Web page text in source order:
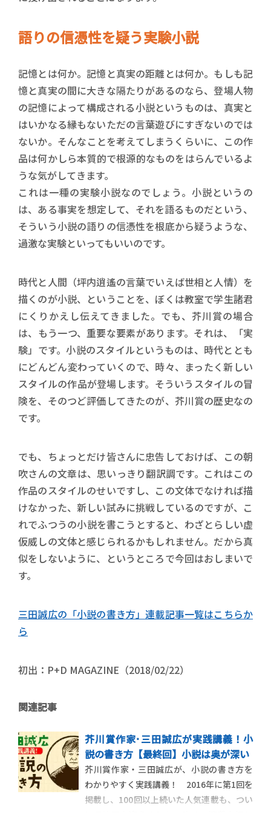
語りの信憑性を疑う実験小説
記憶とは何か。記憶と真実の距離とは何か。もしも記
憶と真実の間に大きな隔たりがあるのなら、登場人物
の記憶によって構成される小説というものは、真実と
はいかなる縁もないただの言葉遊びにすぎないのでは
ないか。そんなことを考えてしまうくらいに、この作
品は何かしら本質的で根源的なものをはらんでいるよ
うな気がしてきます。
これは一種の実験小説なのでしょう。小説というの
は、ある事実を想定して、それを語るものだという、
そういう小説の語りの信憑性を根底から疑うような、
過激な実験といってもいいのです。
時代と人間（坪内逍遙の言葉でいえば世相と人情）を
描くのが小説、ということを、ぼくは教室で学生諸君
にくりかえし伝えてきました。でも、芥川賞の場合
は、もう一つ、重要な要素があります。それは、「実
験」です。小説のスタイルというものは、時代ととも
にどんどん変わっていくので、時々、まったく新しい
スタイルの作品が登場します。そういうスタイルの冒
険を、そのつど評価してきたのが、芥川賞の歴史なの
です。
でも、ちょっとだけ皆さんに忠告しておけば、この朝
吹さんの文章は、思いっきり翻訳調です。これはこの
作品のスタイルのせいですし、この文体でなければ描
けなかった、新しい試みに挑戦しているのですが、こ
れでふつうの小説を書こうとすると、わざとらしい虚
仮威しの文体と感じられるかもしれません。だから真
似をしないように、というところで今回はおしまいで
す。
三田誠広の「小説の書き方」連載記事一覧はこちらか
ら
初出：P+D MAGAZINE（2018/02/22）
関連記事
芥川賞作家･三田誠広が実践講義！小
説の書き方【最終回】小説は奥が深い
芥川賞作家・三田誠広が、小説の書き方を
わかりやすく実践講義！ 2016年に第1回を
掲載し、100回以上続いた人気連載も、つい